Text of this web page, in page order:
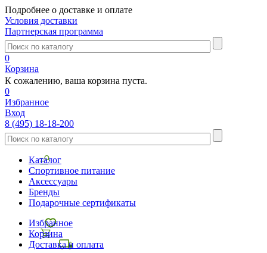
Подробнее о доставке и оплате
Условия доставки
Партнерская программа
0
Корзина
К сожалению, ваша корзина пуста.
0
Избранное
Вход
8 (495) 18-18-200
Каталог
Спортивное питание
Аксессуары
Бренды
Подарочные сертификаты
Избранное
Корзина
Доставка и оплата